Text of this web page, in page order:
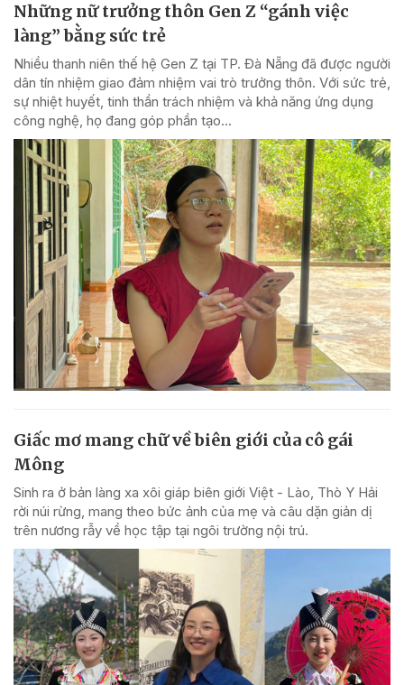
Những nữ trưởng thôn Gen Z “gánh việc
làng” bằng sức trẻ
Nhiều thanh niên thế hệ Gen Z tại TP. Đà Nẵng đã được người
dân tín nhiệm giao đảm nhiệm vai trò trưởng thôn. Với sức trẻ,
sự nhiệt huyết, tinh thần trách nhiệm và khả năng ứng dụng
công nghệ, họ đang góp phần tạo...
Giấc mơ mang chữ về biên giới của cô gái
Mông
Sinh ra ở bản làng xa xôi giáp biên giới Việt - Lào, Thò Y Hải
rời núi rừng, mang theo bức ảnh của mẹ và câu dặn giản dị
trên nương rẫy về học tập tại ngôi trường nội trú.